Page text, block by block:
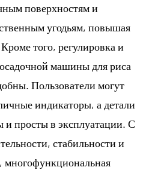
поверхностям и
угодьям, повышая
того, регулировка и
машины для риса
Пользователи могут
индикаторы, а детали
просты в эксплуатации. С
стабильности и
многофункциональная